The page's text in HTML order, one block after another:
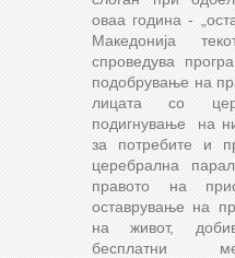
оваа година -
Македонија
спроведува
подобрување на
лицата со
подигнување на
за потребите и
церебрална
правото на
оставрување на
на живот,
бесплатни